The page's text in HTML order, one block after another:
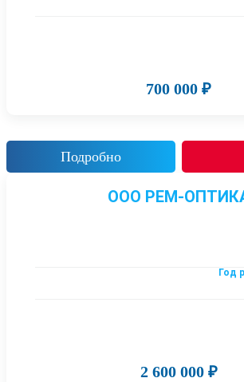
700 000 ₽
Подробно
ООО РЕМ-
Год
2 600 000 ₽